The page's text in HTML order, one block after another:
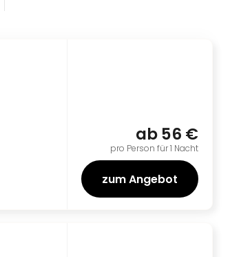
ab56 €
pro Person für 1 Nacht
zum Angebot